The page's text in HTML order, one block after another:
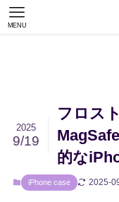
MENU
フロス
的な
2025
9/19
iPhone case 2025-